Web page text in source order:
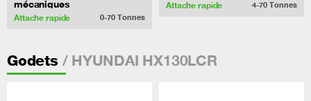
mécaniques
Attache rapide 0-70 Tonnes
Attache rapide 4-70 Tonnes
Godets / HYUNDAI HX130LCR